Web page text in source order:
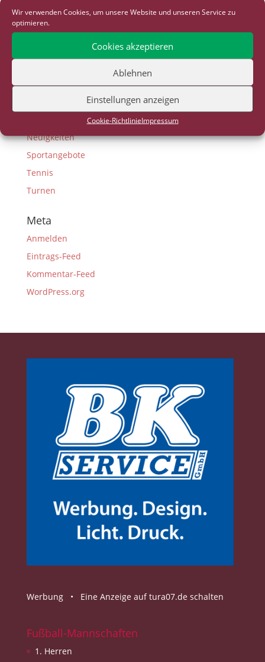
Wir verwenden Cookies, um unsere Website und unseren Service zu
optimieren.
Cookies akzeptieren
Ablehnen
Einstellungen anzeigen
Cookie-RichtlinieImpressum
D-Junioren
E-Junioren
G-Junioren
Gesundheitssport
Neuigkeiten
Sportangebote
Tennis
Turnen
Meta
Anmelden
Eintrags-Feed
Kommentar-Feed
WordPress.org
Werbung • Eine Anzeige auf tura07.de schalten
Fußball-Mannschaften
1. Herren